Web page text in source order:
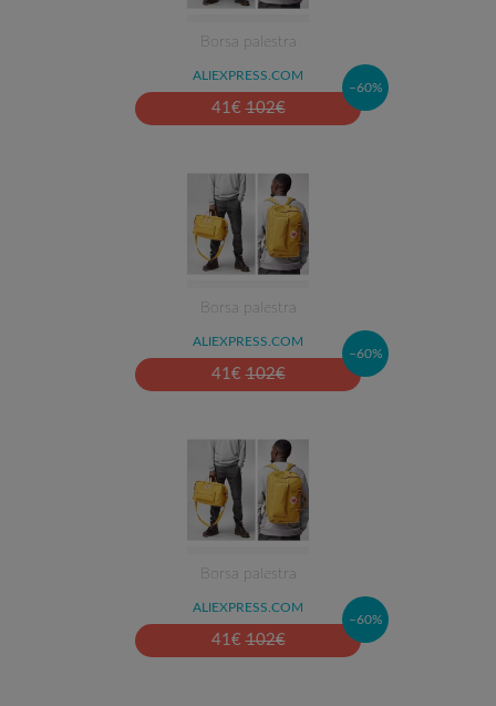
Borsa palestra
ALIEXPRESS.COM
41€ 102€
–60%
Borsa palestra
ALIEXPRESS.COM
41€ 102€
–60%
Borsa palestra
ALIEXPRESS.COM
41€ 102€
–60%